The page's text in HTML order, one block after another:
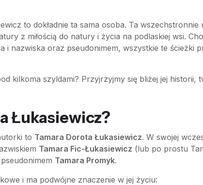
to dokładnie ta sama osoba. Ta
z miłością do natury i życia na podlaskiej wsi.
i nazwiska oraz pseudonimem, wszystkie te ścieżki
kilkoma szyldami? Przyjrzyjmy się bliżej jej historii,
Łukasiewicz?
to Tamara Dorota Łukasiewicz. W swojej
Tamara Fic-Łukasiewicz (lub po prostu
Tamara Promyk.
i ma podwójne znaczenie w jej życiu: